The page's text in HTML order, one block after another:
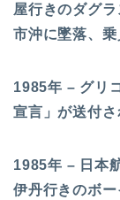
屋行きのダグ
市沖に墜落、
1985年 – グリ
宣言」が送付さ
1985年 – 日本
伊丹行きのボ